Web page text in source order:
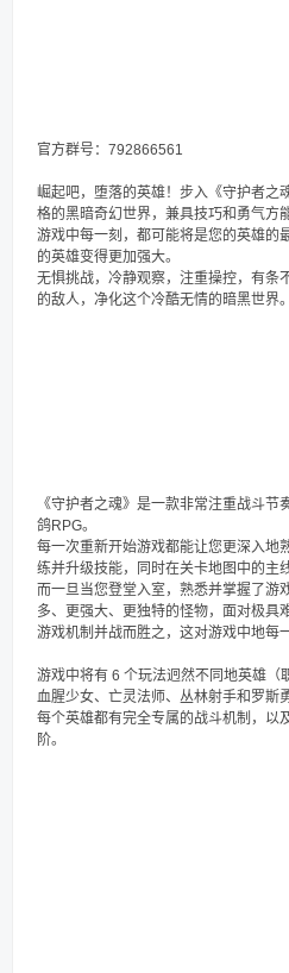
官方群号：792866561
崛起吧，堕落的英雄！步入《守护者之
格的黑暗奇幻世界，兼具技巧和勇气方
游戏中每一刻，都可能将是您的英雄的
的英雄变得更加强大。
无惧挑战，冷静观察，注重操控，有条
的敌人，净化这个冷酷无情的暗黑世界。
《守护者之魂》是一款非常注重战斗节
鸽RPG。
每一次重新开始游戏都能让您更深入地
练并升级技能，同时在关卡地图中的主
而一旦当您登堂入室，熟悉并掌握了游
多、更强大、更独特的怪物，面对极具
游戏机制并战而胜之，这对游戏中地每
游戏中将有 6 个玩法迥然不同地英雄（
血腥少女、亡灵法师、丛林射手和罗斯
每个英雄都有完全专属的战斗机制，以
阶。